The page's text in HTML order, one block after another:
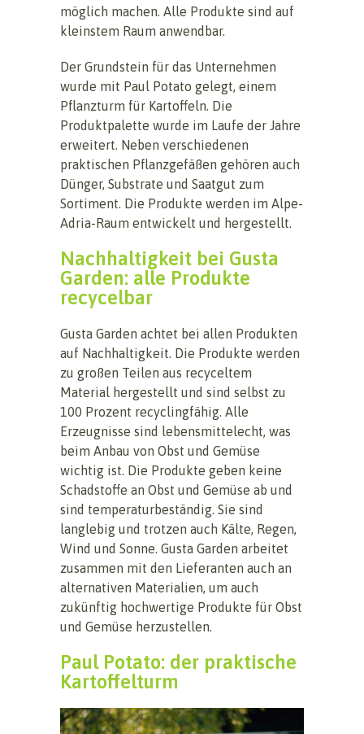
möglich machen. Alle Produkte sind auf
kleinstem Raum anwendbar.
Der Grundstein für das Unternehmen
wurde mit Paul Potato gelegt, einem
Pflanzturm für Kartoffeln. Die
Produktpalette wurde im Laufe der Jahre
erweitert. Neben verschiedenen
praktischen Pflanzgefäßen gehören auch
Dünger, Substrate und Saatgut zum
Sortiment. Die Produkte werden im Alpe-
Adria-Raum entwickelt und hergestellt.
Nachhaltigkeit bei Gusta
Garden: alle Produkte
recycelbar
Gusta Garden achtet bei allen Produkten
auf Nachhaltigkeit. Die Produkte werden
zu großen Teilen aus recyceltem
Material hergestellt und sind selbst zu
100 Prozent recyclingfähig. Alle
Erzeugnisse sind lebensmittelecht, was
beim Anbau von Obst und Gemüse
wichtig ist. Die Produkte geben keine
Schadstoffe an Obst und Gemüse ab und
sind temperaturbeständig. Sie sind
langlebig und trotzen auch Kälte, Regen,
Wind und Sonne. Gusta Garden arbeitet
zusammen mit den Lieferanten auch an
alternativen Materialien, um auch
zukünftig hochwertige Produkte für Obst
und Gemüse herzustellen.
Paul Potato: der praktische
Kartoffelturm